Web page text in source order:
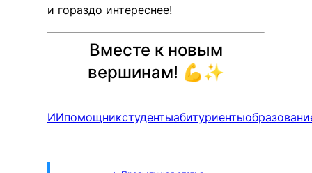
и гораздо интереснее!
Вместе к новым
вершинам! 💪✨
ИИпомощникстудентыабитуриенты